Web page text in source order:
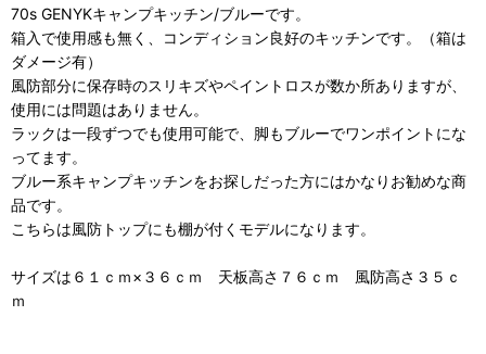
70s GENYKキャンプキッチン/ブルーです。
箱入で使用感も無く、コンディション良好のキッチンです。（箱は
ダメージ有）
風防部分に保存時のスリキズやペイントロスが数か所ありますが、
使用には問題はありません。
ラックは一段ずつでも使用可能で、脚もブルーでワンポイントにな
ってます。
ブルー系キャンプキッチンをお探しだった方にはかなりお勧めな商
品です。
こちらは風防トップにも棚が付くモデルになります。
サイズは６１ｃｍ×３６ｃｍ 天板高さ７６ｃｍ 風防高さ３５ｃ
ｍ